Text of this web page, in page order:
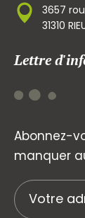
3657
31310
Lettre
Abonnez-
manquer